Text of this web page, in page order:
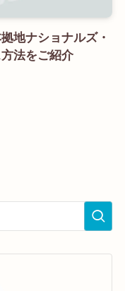
地ナショナルズ・
法をご紹介